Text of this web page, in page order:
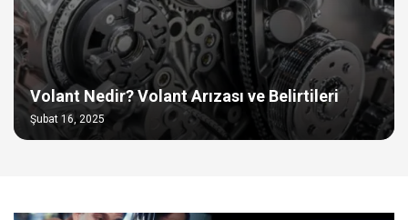
Volant Nedir? Volant Arızası ve Belirtileri
Şubat 16, 2025